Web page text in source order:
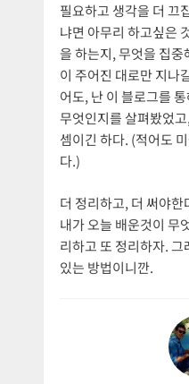
필요하고 생각을 더 끄
냐면 아무리 하고싶은
을 하는지, 무엇을 집
이 주어진 대로만 지나
어도, 난 이 블로그를
무엇인지를 살펴봤었
셈이긴 하다. (적어도
다.)
더 정리하고, 더 써야
내가 오늘 배운것이 무
리하고 또 정리하자.
있는 방법이니깐.